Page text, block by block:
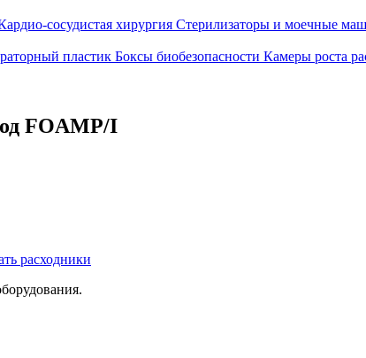
сосудистая хирургия Стерилизаторы и моечные
пластик Боксы биобезопасности Камеры роста
FOAMP/I
расходники